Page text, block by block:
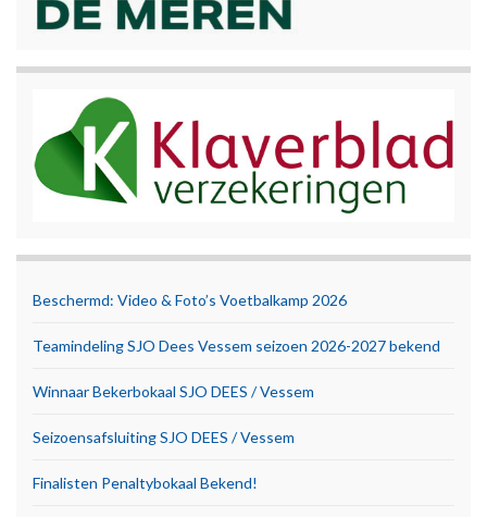
Beschermd: Video & Foto’s Voetbalkamp 2026
Teamindeling SJO Dees Vessem seizoen 2026-2027 bekend
Winnaar Bekerbokaal SJO DEES / Vessem
Seizoensafsluiting SJO DEES / Vessem
Finalisten Penaltybokaal Bekend!